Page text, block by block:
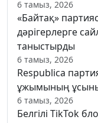
6 тамыз, 2026
«Байтақ»
дәрігерлерге
таныстырды
6 тамыз, 2026
Respublica
ұжымының
6 тамыз, 2026
Белгілі TikTok